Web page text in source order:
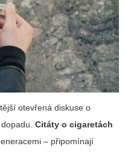
otevřená diskuse o
Citáty o cigaretách
– připomínají